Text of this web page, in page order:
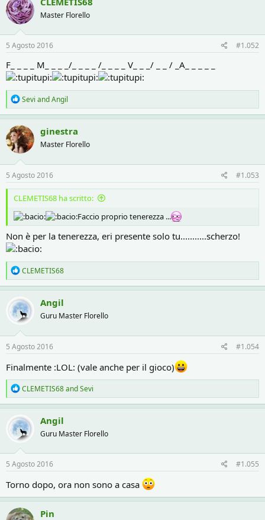
t
i
o
n
s
:
Master Florello
5 Agosto 2016 #1.052
F_ _ _ _ M_ _ _ _/_ _ _ _ /_ _ _ _ V_ _ _/ _ _ / _A_ _ _ _ _
R
e
a
c
t
i
o
n
s
:
Sevi andAngil
ginestra
Master Florello
5 Agosto 2016 #1.053
CLEMETIS68 ha scritto:
Faccio proprio tenerezza ...
Non è per la tenerezza, eri presente solo tu...........scherzo!
R
e
a
c
t
i
n
s
:
CLEMETIS68
Angil
Guru Master Florello
5 Agosto 2016 #1.054
Finalmente :LOL: (vale anche per il gioco)
R
e
a
c
t
i
n
s
:
CLEMETIS68andSevi
Angil
Guru Master Florello
5 Agosto 2016 #1.055
Torno dopo, ora non sono a casa
Pin